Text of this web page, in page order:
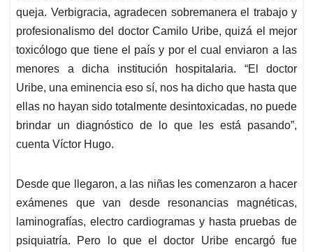
queja. Verbigracia, agradecen sobremanera el trabajo y
profesionalismo del doctor Camilo Uribe, quizá el mejor
toxicólogo que tiene el país y por el cual enviaron a las
menores a dicha institución hospitalaria. “El doctor
Uribe, una eminencia eso sí, nos ha dicho que hasta que
ellas no hayan sido totalmente desintoxicadas, no puede
brindar un diagnóstico de lo que les está pasando”,
cuenta Víctor Hugo.
Desde que llegaron, a las niñas les comenzaron a hacer
exámenes que van desde resonancias magnéticas,
laminografías, electro cardiogramas y hasta pruebas de
psiquiatría. Pero lo que el doctor Uribe encargó fue